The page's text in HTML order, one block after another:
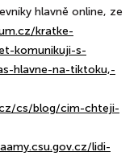
hlavně online, ze
kratke-
komunikuji-s-
hlavne-na-tiktoku,-
cs/blog/cim-chteji-
lidi-